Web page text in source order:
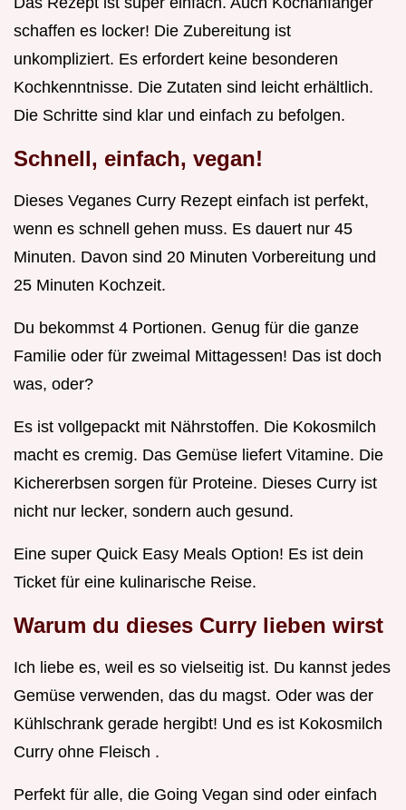
schaffen es locker! Die Zubereitung ist
unkompliziert. Es erfordert keine besonderen
Kochkenntnisse. Die Zutaten sind leicht erhältlich.
Die Schritte sind klar und einfach zu befolgen.
Schnell, einfach, vegan!
Dieses Veganes Curry Rezept einfach ist perfekt,
wenn es schnell gehen muss. Es dauert nur 45
Minuten. Davon sind 20 Minuten Vorbereitung und
25 Minuten Kochzeit.
Du bekommst 4 Portionen. Genug für die ganze
Familie oder für zweimal Mittagessen! Das ist doch
was, oder?
Es ist vollgepackt mit Nährstoffen. Die Kokosmilch
macht es cremig. Das Gemüse liefert Vitamine. Die
Kichererbsen sorgen für Proteine. Dieses Curry ist
nicht nur lecker, sondern auch gesund.
Eine super Quick Easy Meals Option! Es ist dein
Ticket für eine kulinarische Reise.
Warum du dieses Curry lieben wirst
Ich liebe es, weil es so vielseitig ist. Du kannst jedes
Gemüse verwenden, das du magst. Oder was der
Kühlschrank gerade hergibt! Und es ist Kokosmilch
Curry ohne Fleisch .
Perfekt für alle, die Going Vegan sind oder einfach